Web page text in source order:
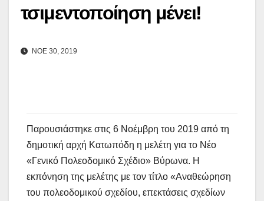
τσιμεντοποίηση μένει!
ΝΟΕ 30, 2019
Παρουσιάστηκε στις 6 Νοέμβρη του 2019 από τη
δημοτική αρχή Κατωπόδη η μελέτη για το Νέο
«Γενικό Πολεοδομικό Σχέδιο» Βύρωνα. Η
εκπόνηση της μελέτης με τον τίτλο «Αναθεώρηση
του πολεοδομικού σχεδίου, επεκτάσεις σχεδίων